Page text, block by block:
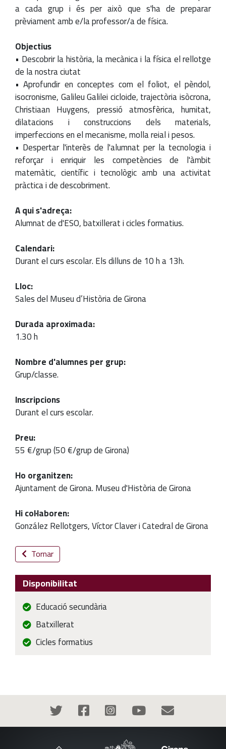
a cada grup i és per això que s'ha de preparar
prèviament amb e/la professor/a de física.
Objectius
• Descobrir la història, la mecànica i la física el rellotge
de la nostra ciutat
• Aprofundir en conceptes com el foliot, el pèndol,
isocronisme, Galileu Galilei cicloide, trajectòria isòcrona,
Christiaan Huygens, pressió atmosfèrica, humitat,
dilatacions i construccions dels materials,
imperfeccions en el mecanisme, molla reial i pesos.
• Despertar l'interès de l'alumnat per la tecnologia i
reforçar i enriquir les competències de l'àmbit
matemàtic, científic i tecnològic amb una activitat
pràctica i de descobriment.
A qui s'adreça:
Alumnat de d'ESO, batxillerat i cicles formatius.
Calendari:
Durant el curs escolar. Els dilluns de 10 h a 13h.
Lloc:
Sales del Museu d’Història de Girona
Durada aproximada:
1.30 h
Nombre d'alumnes per grup:
Grup/classe.
Inscripcions
Durant el curs escolar.
Preu:
55 €/grup (50 €/grup de Girona)
Ho organitzen:
Ajuntament de Girona. Museu d'Història de Girona
Hi col·laboren:
González Rellotgers, Víctor Claver i Catedral de Girona
Tornar
Disponibilitat
Educació secundària
Batxillerat
Cicles formatius